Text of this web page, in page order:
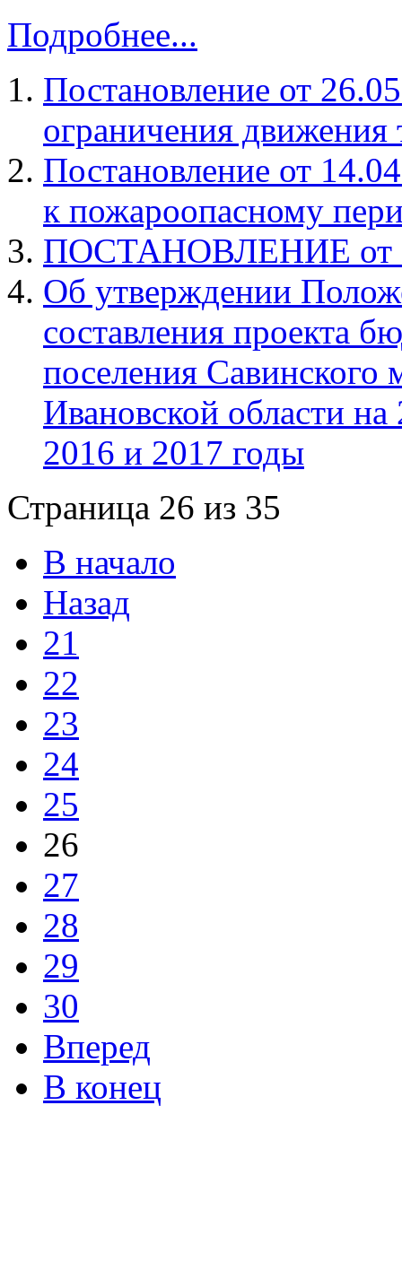
Подробнее...
Постановление от
ограничения движения
Постановление от
к пожароопасному
ПОСТАНОВЛЕНИЕ от
Об утверждении
составления проекта
поселения Савинского
Ивановской области
2016 и 2017 годы
Страница 26 из 35
В начало
Назад
21
22
23
24
25
26
27
28
29
30
Вперед
В конец